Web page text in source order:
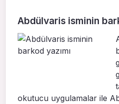
Abdülvaris isminin
okutucu uygulamalar ile